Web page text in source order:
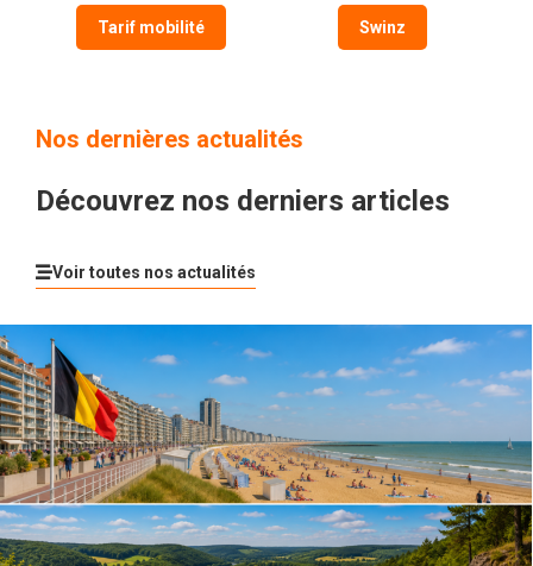
Tarif mobilité Swinz
Nos dernières actualités
Découvrez nos derniers articles
Voir toutes nos actualités